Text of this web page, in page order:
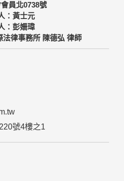
員北0738號
：黃士元
：彭姍瑋
法律事務所 陳德弘 律師
號4樓之1